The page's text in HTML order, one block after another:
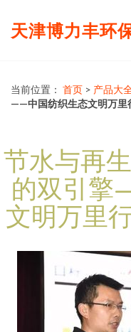
天津博力丰环
当前位置： 首页 > 产品大
——中国纺织生态文明万里
节水与再
的双引擎
文明万里